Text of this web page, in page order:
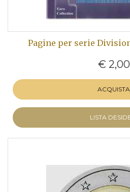
Pagine per serie
€ 2,00
ACQUISTA
LISTA